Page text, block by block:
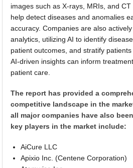
images such as X-rays, MRIs, and
help detect diseases and anomalies
accuracy. Companies are also
analytics, utilizing AI to identify
patient outcomes, and stratify
AI-driven insights can inform
patient care.
The report has provided a
competitive landscape in the
all major companies have also
key players in the market include:
AiCure LLC
Apixio Inc. (Centene Corporation)